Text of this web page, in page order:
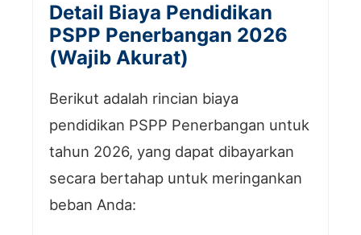
Detail Biaya Pendidikan
PSPP Penerbangan 2026
(Wajib Akurat)
Berikut adalah rincian biaya
pendidikan PSPP Penerbangan untuk
tahun 2026, yang dapat dibayarkan
secara bertahap untuk meringankan
beban Anda: